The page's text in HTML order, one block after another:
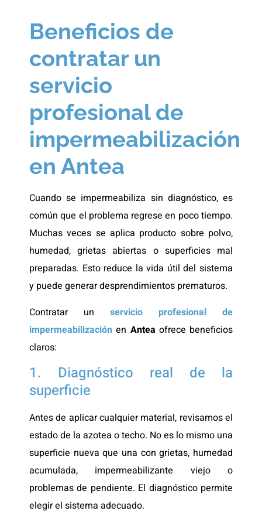
Beneficios de
contratar un
servicio
profesional de
impermeabilización
en Antea
Cuando se impermeabiliza sin diagnóstico, es
común que el problema regrese en poco tiempo.
Muchas veces se aplica producto sobre polvo,
humedad, grietas abiertas o superficies mal
preparadas. Esto reduce la vida útil del sistema
y puede generar desprendimientos prematuros.
Contratar un servicio profesional de
impermeabilizaciónen Antea ofrece beneficios
claros:
1. Diagnóstico real de la
superficie
Antes de aplicar cualquier material, revisamos el
estado de la azotea o techo. No es lo mismo una
superficie nueva que una con grietas, humedad
acumulada, impermeabilizante viejo o
problemas de pendiente. El diagnóstico permite
elegir el sistema adecuado.